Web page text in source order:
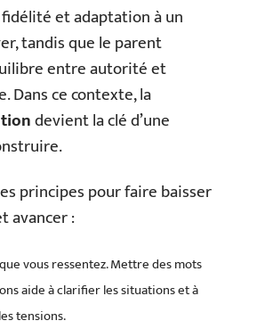
et adaptation à un
tandis que le parent
entre autorité et
Dans ce contexte, la
devient la clé d’une
principes pour faire baisser
avancer :
vous ressentez. Mettre des mots
aide à clarifier les situations et à
tensions.